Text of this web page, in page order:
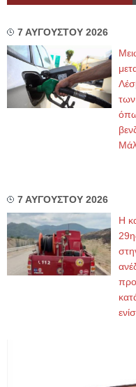
7 ΑΥΓΟΥΣΤΟΥ 2026
7 ΑΥΓΟΥΣΤΟΥ 2026
Η